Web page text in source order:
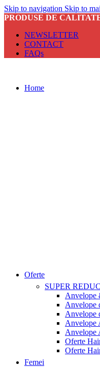
Skip to navigation Skip to
PRODUSE DE
NEWSLETTER
CONTACT
FAQs
Home
Oferte
SUPER
Anvelope
Anvelope
Anvelope
Anvelope
Anvelope
Oferte
Oferte
Femei